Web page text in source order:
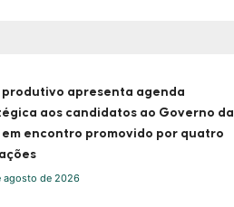
apresenta agenda
aos candidatos ao Governo da
em encontro promovido por quatro
agosto de 2026